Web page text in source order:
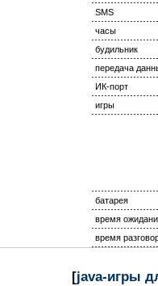
SMS
часы
будильник
передача
ИК-порт
игры
батарея
время
время
[java-игры